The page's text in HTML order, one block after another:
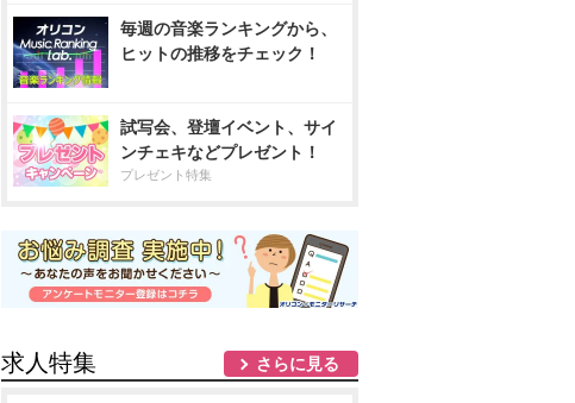
毎週の音楽ランキングから、
ヒットの推移をチェック！
試写会、登壇イベント、サイ
ンチェキなどプレゼント！
プレゼント特集
求人特集 さらに見る